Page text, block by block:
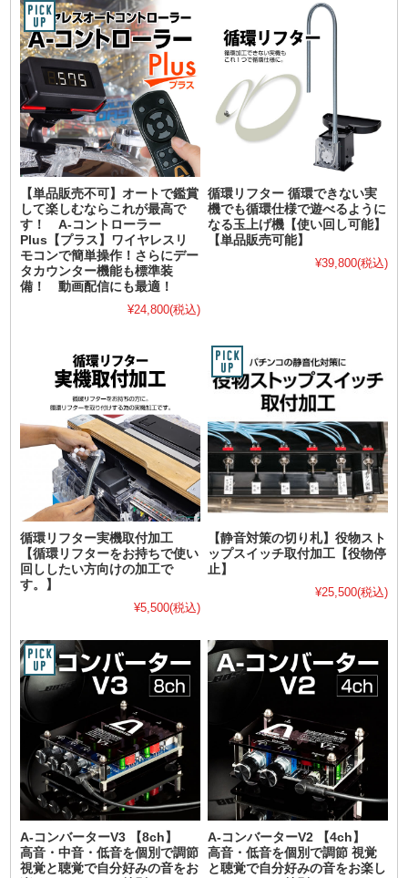
【単品販売不可】オートで鑑賞
して楽しむならこれが最高で
す！ A-コントローラー
Plus【プラス】ワイヤレスリ
モコンで簡単操作！さらにデー
タカウンター機能も標準装
備！ 動画配信にも最適！
¥24,800(税込)
循環リフター 循環できない実
機でも循環仕様で遊べるように
なる玉上げ機【使い回し可能】
【単品販売可能】
¥39,800(税込)
循環リフター実機取付加工
【循環リフターをお持ちで使い
回ししたい方向けの加工で
す。】
¥5,500(税込)
【静音対策の切り札】役物スト
ップスイッチ取付加工【役物停
止】
¥25,500(税込)
A-コンバーターV3 【8ch】
高音・中音・低音を個別で調節
視覚と聴覚で自分好みの音をお
A-コンバーターV2 【4ch】
高音・低音を個別で調節 視覚
と聴覚で自分好みの音をお楽し